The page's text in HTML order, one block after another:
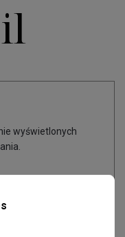
wyświetlonych